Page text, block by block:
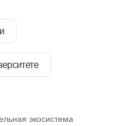
экосистема